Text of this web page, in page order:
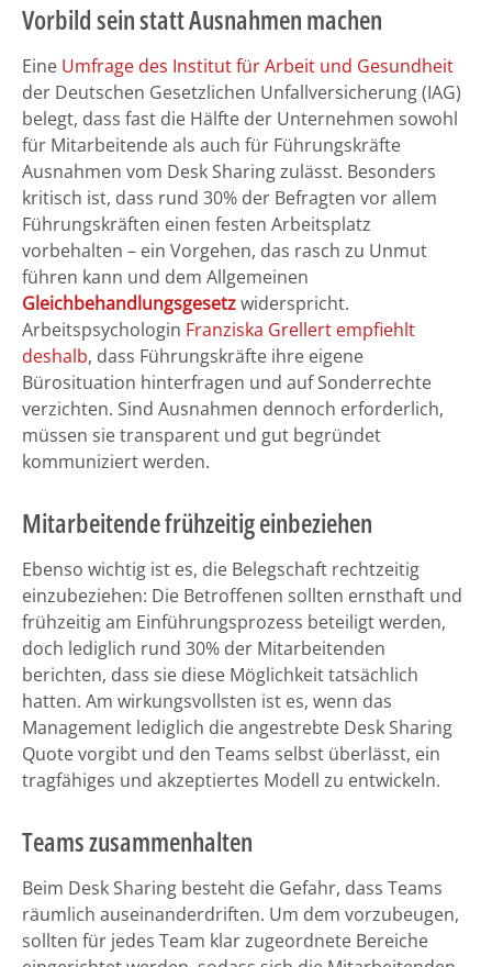
Vorbild sein statt Ausnahmen machen
Eine Umfrage des Institut für Arbeit und Gesundheit
der Deutschen Gesetzlichen Unfallversicherung (IAG)
belegt, dass fast die Hälfte der Unternehmen sowohl
für Mitarbeitende als auch für Führungskräfte
Ausnahmen vom Desk Sharing zulässt. Besonders
kritisch ist, dass rund 30% der Befragten vor allem
Führungskräften einen festen Arbeitsplatz
vorbehalten – ein Vorgehen, das rasch zu Unmut
führen kann und dem Allgemeinen
Gleichbehandlungsgesetzwiderspricht.
Arbeitspsychologin Franziska Grellert empfiehlt
deshalb, dass Führungskräfte ihre eigene
Bürosituation hinterfragen und auf Sonderrechte
verzichten. Sind Ausnahmen dennoch erforderlich,
müssen sie transparent und gut begründet
kommuniziert werden.
Mitarbeitende frühzeitig einbeziehen
Ebenso wichtig ist es, die Belegschaft rechtzeitig
einzubeziehen: Die Betroffenen sollten ernsthaft und
frühzeitig am Einführungsprozess beteiligt werden,
doch lediglich rund 30% der Mitarbeitenden
berichten, dass sie diese Möglichkeit tatsächlich
hatten. Am wirkungsvollsten ist es, wenn das
Management lediglich die angestrebte Desk Sharing
Quote vorgibt und den Teams selbst überlässt, ein
tragfähiges und akzeptiertes Modell zu entwickeln.
Teams zusammenhalten
Beim Desk Sharing besteht die Gefahr, dass Teams
räumlich auseinanderdriften. Um dem vorzubeugen,
sollten für jedes Team klar zugeordnete Bereiche